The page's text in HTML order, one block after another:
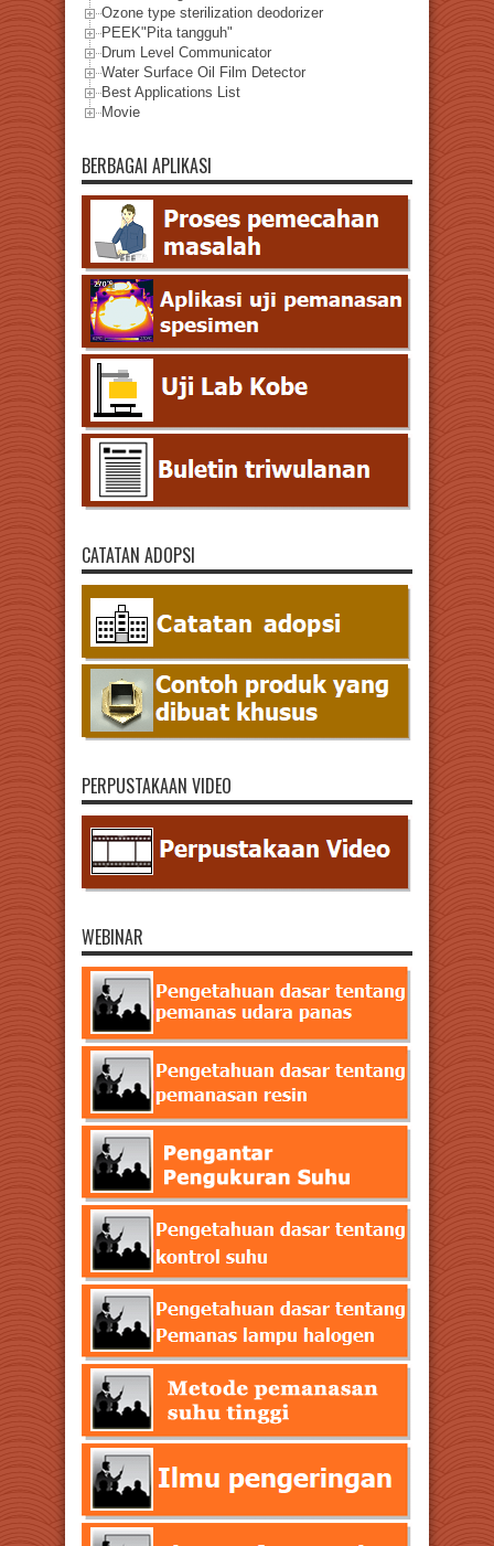
Ozone type sterilization deodorizer
PEEK"Pita tangguh"
Drum Level Communicator
Water Surface Oil Film Detector
Best Applications List
Movie
BERBAGAI APLIKASI
CATATAN ADOPSI
PERPUSTAKAAN VIDEO
WEBINAR